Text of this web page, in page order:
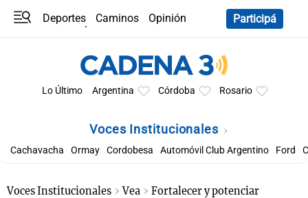
Deportes Caminos
Opinión
Participá
Lo Último Argentina Córdoba Rosario
Voces Institucionales
Cachavacha Ormay Cordobesa Automóvil Club Argentino Ford
Voces Institucionales Vea Fortalecer y potenciar